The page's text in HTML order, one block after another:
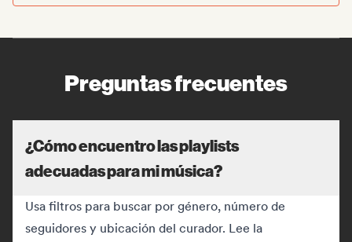
Preguntas frecuentes
¿Cómo encuentro las playlists
adecuadas para mi música?
Usa filtros para buscar por género, número de
seguidores y ubicación del curador. Lee la